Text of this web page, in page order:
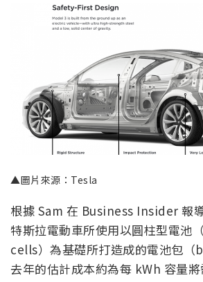
▲圖片來源：Tesla
根據 Sam 在 Business Insider 報
特斯拉電動車所使用以圓柱型電
cells）為基礎所打造成的電池包（
去年的估計成本約為每 kWh 容量